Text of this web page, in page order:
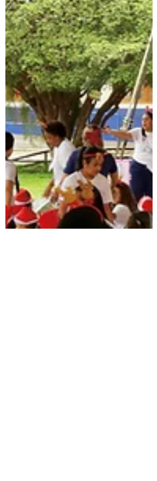
🎶 Venha se emocionar com "Hey Jude
– The Beatles Tribute" em prol do
Instituto Anglicano! 🎶 Prepare-se para
uma experiência...